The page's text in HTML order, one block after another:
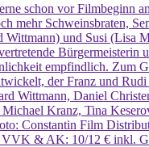
schon vor Filmbeginn
mehr Schweinsbraten,
und Susi (Lisa
empfindlich. Zum
der Franz und
Wittmann, Daniel
Kranz, Tina
Constantin Film
& AK: 10/12 € inkl.